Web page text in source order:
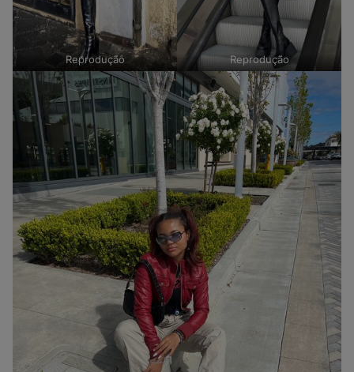
Reprodução Reprodução